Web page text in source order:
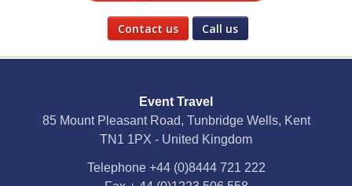
Contact us Call us
Event Travel
85 Mount Pleasant Road, Tunbridge Wells, Kent
TN1 1PX - United Kingdom
Telephone +44 (0)8444 721 222